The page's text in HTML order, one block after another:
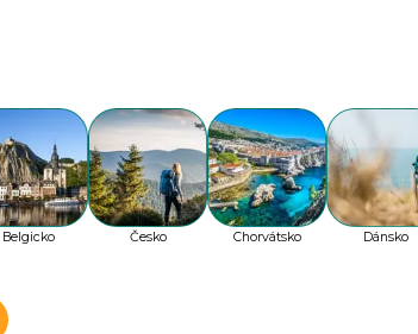
Belgicko Česko Chorvátsko Dánsko